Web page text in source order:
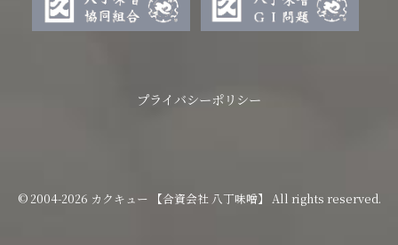
プライバシーポリシー
© 2004-2026 カクキュー 【合資会社 八丁味噌】 All rights reserved.